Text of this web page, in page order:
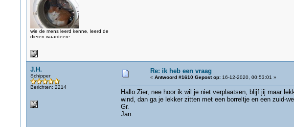
wie de mens leerd kenne, leerd de
dieren waardeere
J.H.
Schipper
Berichten: 2214
Re: ik heb een vraag
« Antwoord #1610 Gepost op:16-12-2020, 00:53:01 »
Hallo Zier, nee hoor ik wil je niet verplaatsen, blijf jij maar
wind, dan ga je lekker zitten met een borreltje en een zuid-
Gr.
Jan.